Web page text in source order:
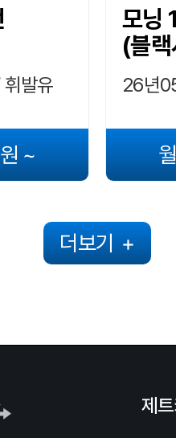
발유
~
모닝
(블
26년
더보기 +
제